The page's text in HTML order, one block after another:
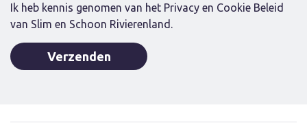
Ik heb kennis genomen van het Privacy en Cookie Beleid
van Slim en Schoon Rivierenland.